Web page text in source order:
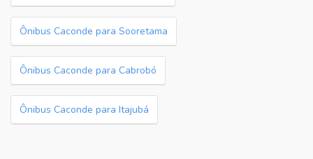
Ônibus Caconde para Sooretama
Ônibus Caconde para Cabrobó
Ônibus Caconde para Itajubá